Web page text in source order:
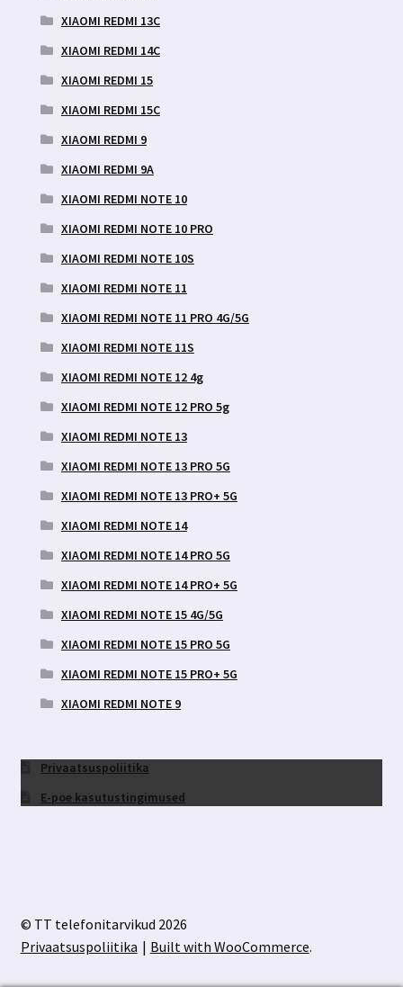
XIAOMI REDMI 13C
XIAOMI REDMI 14C
XIAOMI REDMI 15
XIAOMI REDMI 15C
XIAOMI REDMI 9
XIAOMI REDMI 9A
XIAOMI REDMI NOTE 10
XIAOMI REDMI NOTE 10 PRO
XIAOMI REDMI NOTE 10S
XIAOMI REDMI NOTE 11
XIAOMI REDMI NOTE 11 PRO 4G/5G
XIAOMI REDMI NOTE 11S
XIAOMI REDMI NOTE 12 4g
XIAOMI REDMI NOTE 12 PRO 5g
XIAOMI REDMI NOTE 13
XIAOMI REDMI NOTE 13 PRO 5G
XIAOMI REDMI NOTE 13 PRO+ 5G
XIAOMI REDMI NOTE 14
XIAOMI REDMI NOTE 14 PRO 5G
XIAOMI REDMI NOTE 14 PRO+ 5G
XIAOMI REDMI NOTE 15 4G/5G
XIAOMI REDMI NOTE 15 PRO 5G
XIAOMI REDMI NOTE 15 PRO+ 5G
XIAOMI REDMI NOTE 9
Privaatsuspoliitika
E-poe kasutustingimused
© TT telefonitarvikud 2026
Privaatsuspoliitika
Built with WooCommerce.